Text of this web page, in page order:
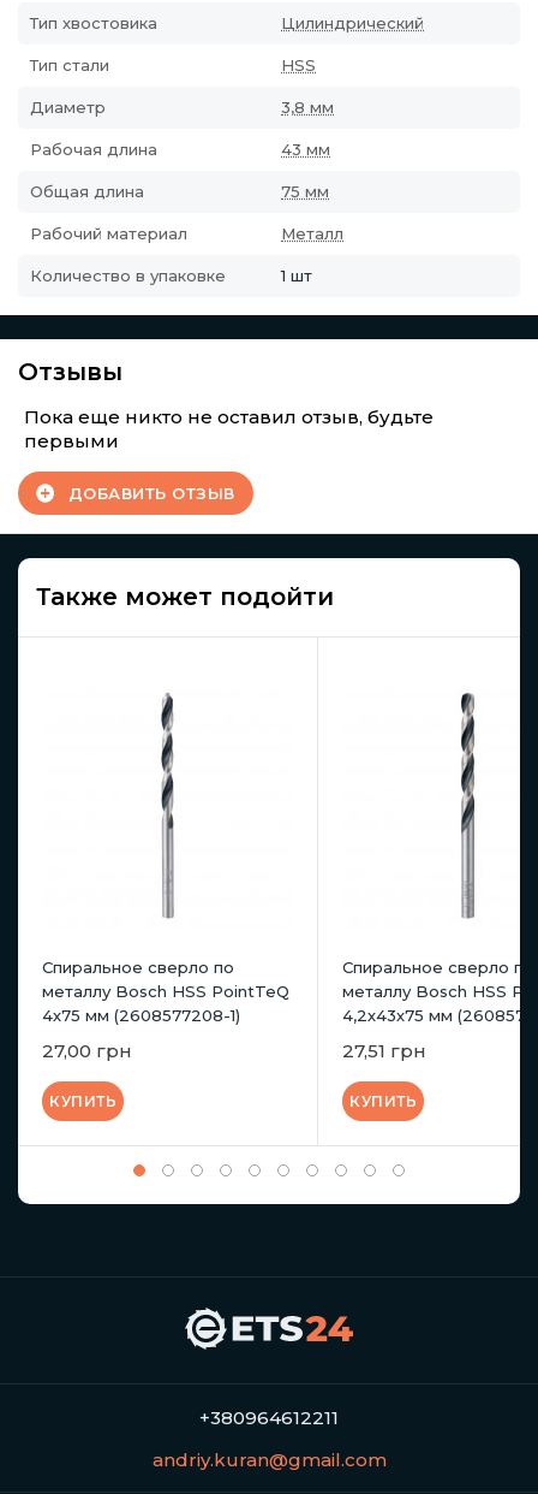
Тип хвостовика Цилиндрический
Тип стали HSS
Диаметр 3,8 мм
Рабочая длина 43 мм
Общая длина 75 мм
Рабочий материал Металл
Количество в упаковке 1 шт
Отзывы
Пока еще никто не оставил отзыв, будьте
первыми
ДОБАВИТЬ ОТЗЫВ
Также может подойти
Спиральное сверло по
металлу Bosch HSS PointTeQ
4х75 мм (2608577208-1)
27,00 грн
КУПИТЬ
Спиральное сверло по
металлу Bosch HSS
4,2х43х75 мм
27,51 грн
КУПИТЬ
+380964612211
andriy.kuran@gmail.com